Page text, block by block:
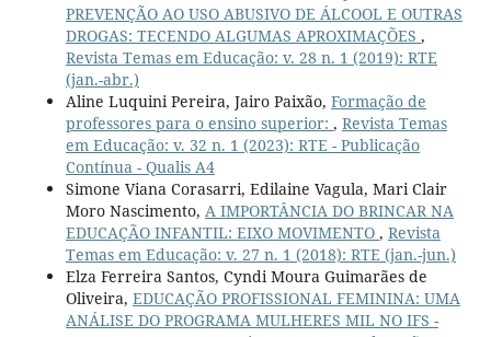
PREVENÇÃO AO USO ABUSIVO DE ÁLCOOL E OUTRAS
DROGAS: TECENDO ALGUMAS APROXIMAÇÕES ,
Revista Temas em Educação: v. 28 n. 1 (2019): RTE
(jan.-abr.)
Aline Luquini Pereira, Jairo Paixão, Formação de
professores para o ensino superior: , Revista Temas
em Educação: v. 32 n. 1 (2023): RTE - Publicação
Contínua - Qualis A4
Simone Viana Corasarri, Edilaine Vagula, Mari Clair
Moro Nascimento, A IMPORTÂNCIA DO BRINCAR NA
EDUCAÇÃO INFANTIL: EIXO MOVIMENTO , Revista
Temas em Educação: v. 27 n. 1 (2018): RTE (jan.-jun.)
Elza Ferreira Santos, Cyndi Moura Guimarães de
Oliveira, EDUCAÇÃO PROFISSIONAL FEMININA: UMA
ANÁLISE DO PROGRAMA MULHERES MIL NO IFS -